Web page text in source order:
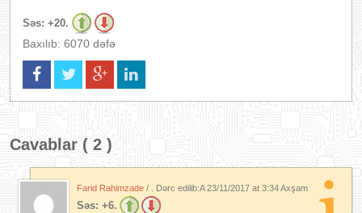
Səs: +20.
Baxılıb: 6070 dəfə
Cavablar ( 2 )
Farid Rahimzade / . Dərc edilib:A23/11/2017 at 3:34 Axşam
Səs: +6.